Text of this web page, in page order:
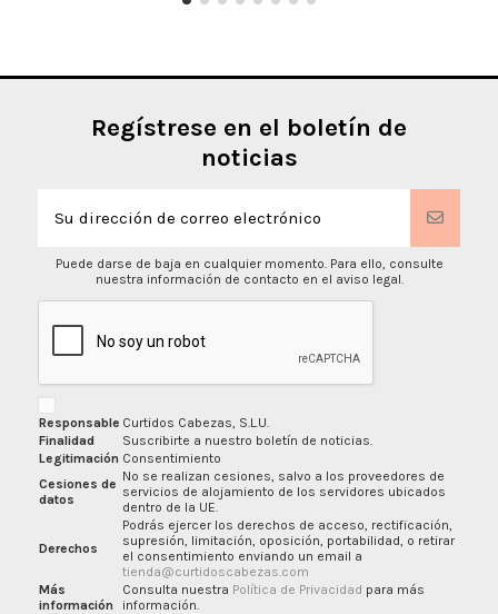
Regístrese en el boletín de
noticias
Puede darse de baja en cualquier momento. Para ello, consulte
nuestra información de contacto en el aviso legal.
Responsable Curtidos Cabezas, S.L.U.
Finalidad
Suscribirte a nuestro boletín de noticias.
Legitimación Consentimiento
Cesiones de
datos
No se realizan cesiones, salvo a los proveedores de
servicios de alojamiento de los servidores ubicados
dentro de la UE.
Derechos
Podrás ejercer los derechos de acceso, rectificación,
supresión, limitación, oposición, portabilidad, o retirar
el consentimiento enviando un email a
tienda@curtidoscabezas.com
Más
información
Consulta nuestra Política de Privacidad para más
información.